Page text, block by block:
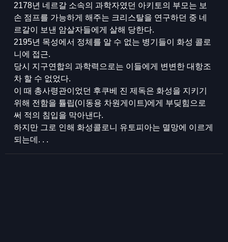
2178년 네르갈 소속의 과학자였던 아키토의 부모는 보
손 점프를 가능하게 해주는 크리스탈을 연구하던 중 네
르갈이 보낸 암살자들에게 살해 당한다.
2195년 목성에서 정체를 알 수 없는 병기들이 화성 콜로
니에 접근.
당시 지구연합의 과학력으로는 이들에게 변변한 대항조
차 할 수 없었다.
이 때 총사령관이었던 후쿠베 진 제독은 화성을 지키기
위해 전함을 튤립(이동용 차원게이트)에게 부딪힘으로
써 적의 침입을 막아낸다.
하지만 그로 인해 화성콜로니 유토피아는 멸망에 이르게
되는데. . .